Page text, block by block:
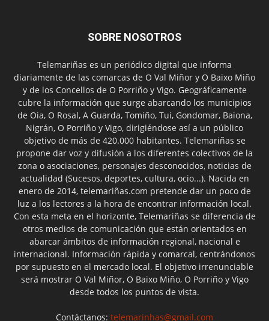
SOBRE NOSOTROS
Telemariñas es un periódico digital que informa
diariamente de las comarcas de O Val Miñor y O Baixo Miño
y de los Concellos de O Porriño y Vigo. Geográficamente
cubre la información que surge abarcando los municipios
de Oia, O Rosal, A Guarda, Tomiño, Tui, Gondomar, Baiona,
Nigrán, O Porriño y Vigo, dirigiéndose así a un público
objetivo de más de 420.000 habitantes. Telemariñas se
propone dar voz y difusión a los diferentes colectivos de la
zona o asociaciones, personajes desconocidos, noticias de
actualidad (Sucesos, deportes, cultura, ocio...). Nacida en
enero de 2014, telemariñas.com pretende dar un poco de
luz a los lectores a la hora de encontrar información local.
Con esta meta en el horizonte, Telemariñas se diferencia de
otros medios de comunicación que están orientados en
abarcar ámbitos de información regional, nacional e
internacional. Información rápida y comarcal, centrándonos
por supuesto en el mercado local. El objetivo irrenunciable
será mostrar O Val Miñor, O Baixo Miño, O Porriño y Vigo
desde todos los puntos de vista.
Contáctanos: telemarinhas@gmail.com